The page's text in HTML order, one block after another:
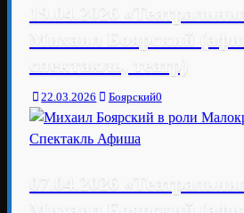
19.04.2026
Михаил Боярский
спектакль, театр)
22.03.2026 Боярский0
07.04.2026